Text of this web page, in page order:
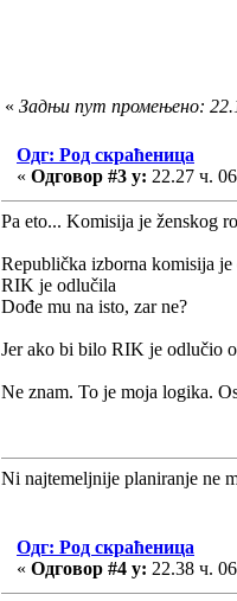
« Задњи пут промењено:
Одг: Род скраћеница
« Одговор #3 у: 22.27 ч.
Pa eto... Komisija je ženskog
Republička izborna komisija je
RIK je odlučila
Dođe mu na isto, zar ne?
Jer ako bi bilo RIK je odlučio
Ne znam. To je moja logika.
Ni najtemeljnije planiranje ne
Одг: Род скраћеница
« Одговор #4 у: 22.38 ч.